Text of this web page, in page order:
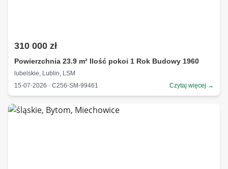
310 000 zł
Powierzchnia 23.9 m² Ilość pokoi 1 Rok Budowy 1960
lubelskie, Lublin, LSM
15-07-2026 · C256-SM-99461
Czytaj więcej →